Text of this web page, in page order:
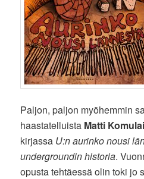
Paljon, paljon myöhemmin
haastatelluista Matti
kirjassa U:n aurinko nousi
undergroundin historia.
opusta tehtäessä olin toki jo